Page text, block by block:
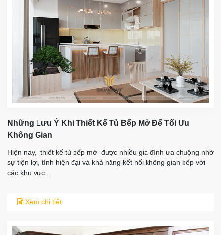
Những Lưu Ý Khi Thiết Kế Tủ Bếp Mở Để Tối Ưu
Không Gian
Hiện nay, thiết kế tủ bếp mở được nhiều gia đình ưa chuộng nhờ
sự tiện lợi, tính hiện đại và khả năng kết nối không gian bếp với
các khu vực...
Xem chi tiết